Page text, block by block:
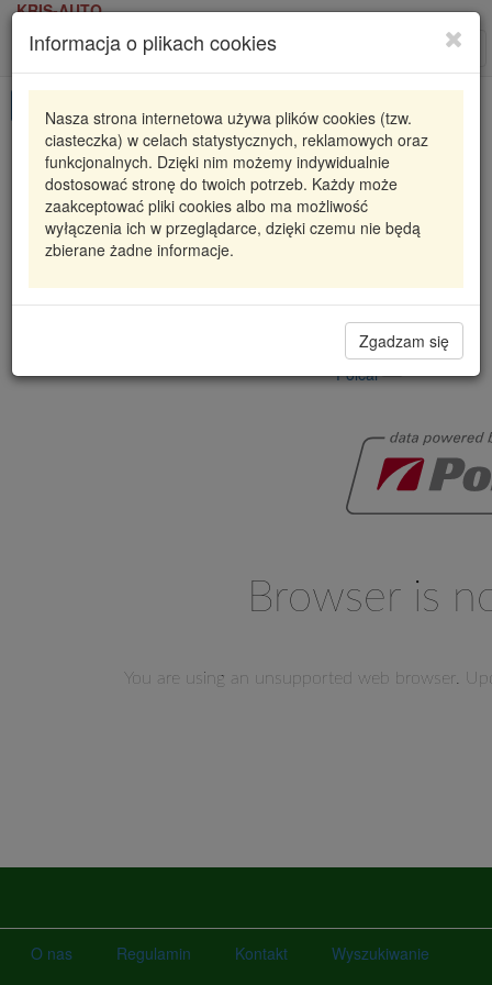
KRIS-AUTO
Informacja o plikach cookies
Nasza strona internetowa używa plików cookies (tzw.
ciasteczka) w celach statystycznych, reklamowych oraz
funkcjonalnych. Dzięki nim możemy indywidualnie
dostosować stronę do twoich potrzeb. Każdy może
zaakceptować pliki cookies albo ma możliwość
wyłączenia ich w przeglądarce, dzięki czemu nie będą
zbierane żadne informacje.
Zgadzam się
Karta produktu
EA2375508 POLCAR
ZACISK HAMULCOWY FIAT CROMA (194_),
06.05-
Dostępność
Radzyń 0
Filia Lublin 0
Polcar
O nas Regulamin Kontakt
Wyszukiwanie